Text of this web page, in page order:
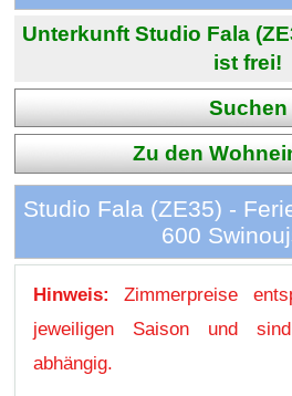
Unterkunft Studio Fala
ist frei!
Suchen
Zu den
Studio Fala (ZE35) -
600
Hinweis:
Zimmerpreise
jeweiligen Saison und
abhängig.